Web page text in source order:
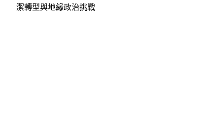
潔轉型與地緣政治挑戰